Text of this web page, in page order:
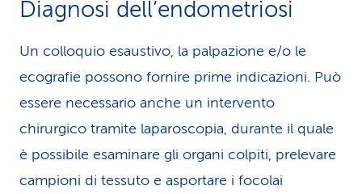
Diagnosi dell’endometriosi
Un colloquio esaustivo, la palpazione e/o le
ecografie possono fornire prime indicazioni. Può
essere necessario anche un intervento
chirurgico tramite laparoscopia, durante il quale
è possibile esaminare gli organi colpiti, prelevare
campioni di tessuto e asportare i focolai